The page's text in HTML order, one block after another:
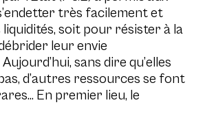
très facilement et
liquidités, soit pour résister à la
leur envie
sans dire qu’elles
d’autres ressources se font
En premier lieu, le